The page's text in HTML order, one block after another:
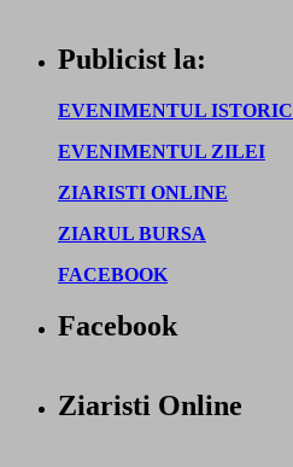
Publicist la:
EVENIMENTUL ISTORIC
EVENIMENTUL ZILEI
ZIARISTI ONLINE
ZIARUL BURSA
FACEBOOK
Facebook
Ziaristi Online